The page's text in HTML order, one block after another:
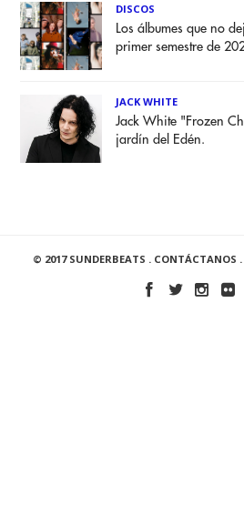
DISCOS
Los álbumes que no
primer semestre de
JACK WHITE
Jack White "Frozen
jardín del Edén.
© 2017 SUNDERBEATS . CONTÁCTANOS .